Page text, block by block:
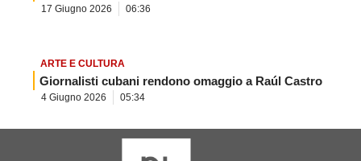
17 Giugno 2026 06:36
ARTE E CULTURA
Giornalisti cubani rendono omaggio a Raúl Castro
4 Giugno 2026 05:34